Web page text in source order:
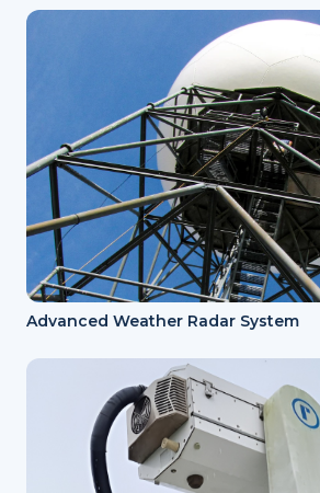
Advanced Weather Radar System